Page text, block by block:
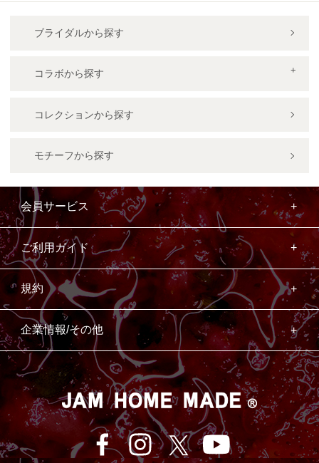
ブライダルから探す
コラボから探す
コレクションから探す
モチーフから探す
会員サービス
ご利用ガイド
規約
企業情報/その他